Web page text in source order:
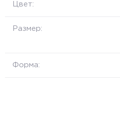
Цвет:
Размер:
Форма: